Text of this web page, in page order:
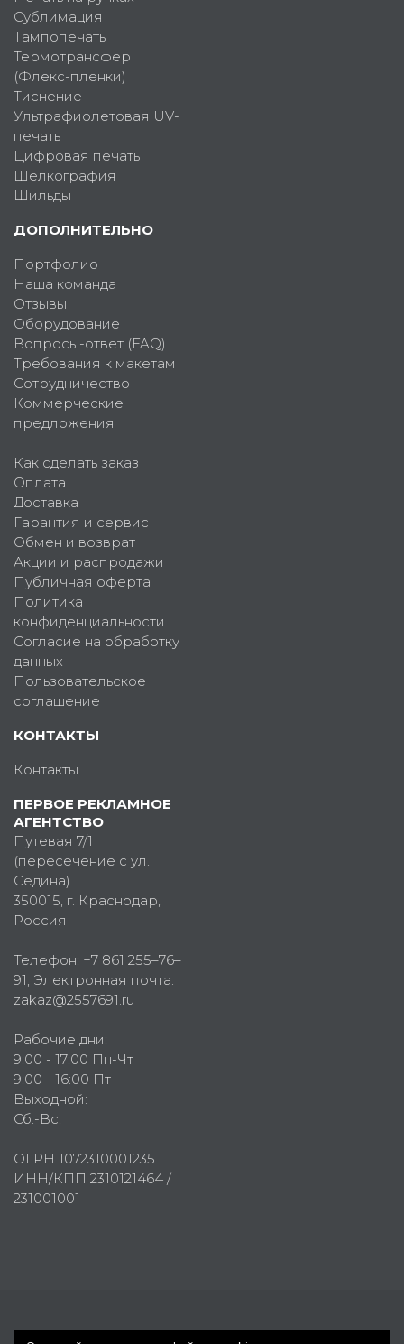
Сублимация
Тампопечать
Термотрансфер
(Флекс-пленки)
Тиснение
Ультрафиолетовая UV-
печать
Цифровая печать
Шелкография
Шильды
ДОПОЛНИТЕЛЬНО
Портфолио
Наша команда
Отзывы
Оборудование
Вопросы-ответ (FAQ)
Требования к макетам
Сотрудничество
Коммерческие
предложения
Как сделать заказ
Оплата
Доставка
Гарантия и сервис
Обмен и возврат
Акции и распродажи
Публичная оферта
Политика
конфиденциальности
Согласие на обработку
данных
Пользовательское
соглашение
КОНТАКТЫ
Контакты
ПЕРВОЕ РЕКЛАМНОЕ
АГЕНТСТВО
Путевая 7/1
(пересечение с ул.
Седина)
350015, г. Краснодар,
Россия
Телефон: +7 861 255–76–
91, Электронная почта:
zakaz@2557691.ru
Рабочие дни:
9:00 - 17:00 Пн-Чт
9:00 - 16:00 Пт
Выходной:
Сб.-Вс.
ОГРН 1072310001235
ИНН/КПП 2310121464 /
231001001